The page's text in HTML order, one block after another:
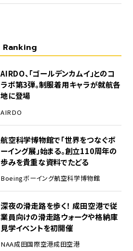
Ranking
AIRDO、「ゴールデンカムイ」とのコ
ラボ第3弾。制服着用キャラが就航各
地に登場
AIRDO
航空科学博物館で「世界をつなぐボ
ーイング展」始まる。創立110周年の
歩みを貴重な資料でたどる
Boeingボーイング航空科学博物館
深夜の滑走路を歩く！ 成田空港で従
業員向けの滑走路ウォークや格納庫
見学イベントを初開催
NAA成田国際空港成田空港